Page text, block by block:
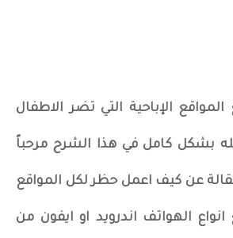
الإباحية التي تضر الاطفال
بشكل كامل في هذا الشرح مرحباً
عن كيف اعمل حظر لكل المواقع
انواع الهواتف اندرويد او ايفون من